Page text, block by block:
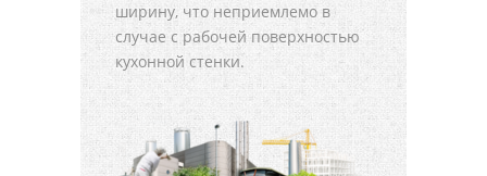
ширину, что неприемлемо в
случае с рабочей поверхностью
кухонной стенки.